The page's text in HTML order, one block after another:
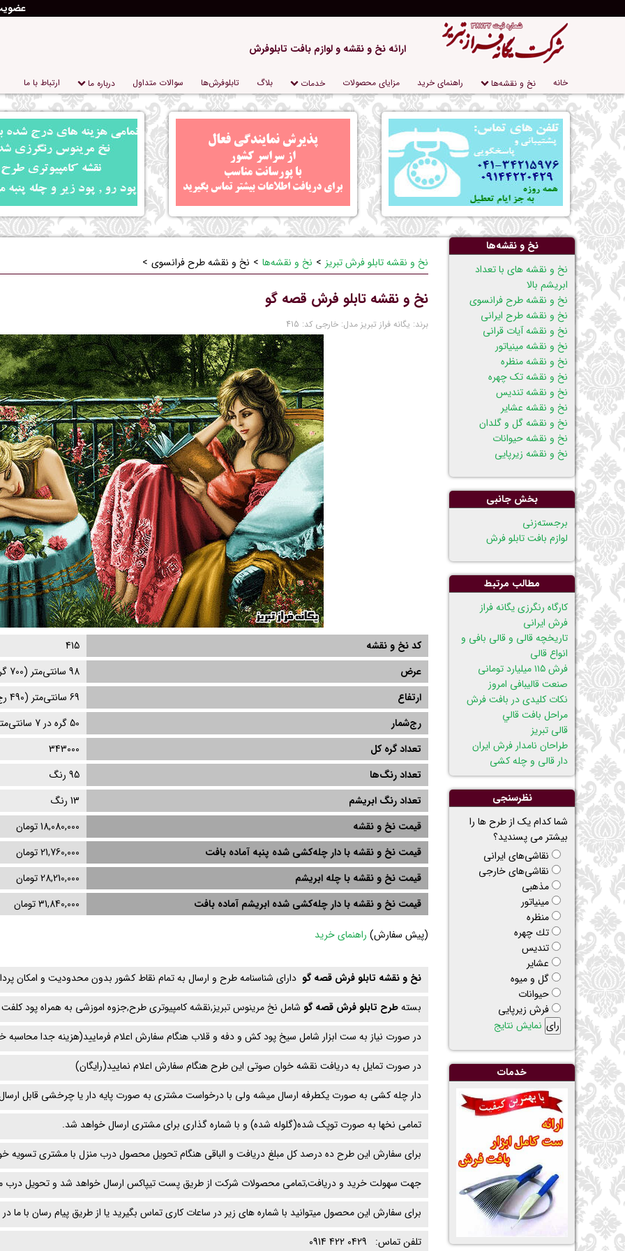
ارائه نخ و نقشه و لوازم بافت تابلوفرش
پریدن
از
ناوبری
خانه نخ و نقشه‌ها راهنمای خرید مزایای محصولات خدمات بلاگ تابلو‌فرش‌ها سوالات متداول درباره‌ ما ارتباط با ما
نخ و نقشه تابلو فرش تبریز نخ و نقشه‌ها نخ و نقشه طرح فرانسوی
نخ و نقشه تابلو فرش قصه گو
برند: یگانه فراز تبریز مدل: خارجی کد: 415
کد نخ و نقشه
415
عرض
98 سانتی‌متر (700
ارتفاع
69 سانتی‌متر (490
رج‌شمار
50 گره در 7 سانتی‌متر
تعداد گره کل
343000
تعداد رنگ‌ها
95 رنگ
تعداد رنگ ابریشم
13 رنگ
قیمت نخ و نقشه
18,080,000 تومان
قیمت نخ و نقشه با دار چله‌کشی‌ شده پنبه آماده بافت
21,760,000 تومان
قیمت نخ و نقشه با چله ابریشم
28,210,000 تومان
قیمت نخ و نقشه با دار چله‌کشی‌ شده ابریشم آماده بافت
31,840,000 تومان
(پیش سفارش) راهنمای خرید
نخ و نقشه تابلو فرش قصه گو دارای شناسنامه طرح و ارسال به تمام نقاط کشور بدون محدودیت و امکان
بستهطرح تابلو فرش قصه گو شامل نخ مرینوس تبریز,نقشه کامپیوتری طرح,جزوه اموزشی به همراه پود کلفت
در صورت نیاز به ست ابزار شامل سیخ پود کش و دفه و قلاب هنگام سفارش اعلام فرمایید(هزینه جدا
در صورت تمایل به دریافت نقشه خوان صوتی این طرح هنگام سفارش اعلام نمایید(رایگان)
دار چله کشی به صورت یکطرفه ارسال میشه ولی با درخواست مشتری به صورت پایه دار یا چرخشی قابل
تمامی نخها به صورت توپک شده(گلوله شده) و با شماره گذاری برای مشتری ارسال خواهد شد.
برای سفارش این طرح ده درصد کل مبلغ دریافت و الباقی هنگام تحویل محصول درب منزل با مشتری تسویه
جهت سهولت خرید و دریافت,تمامی محصولات شرکت از طریق پست تیپاکس ارسال خواهد شد و تحویل درب
برای سفارش این محصول میتوانید با شماره های زیر در ساعات کاری تماس بگیرید یا از طریق پیام رسان با ما در
تلفن تماس: 0429 422 0914
نخ و نقشه‌ها
پریدن
ناوبری
نخ و نقشه های با تعداد
ابریشم بالا
نخ و نقشه طرح فرانسوی
نخ و نقشه طرح ایرانی
نخ و نقشه آیات قرانی
نخ و نقشه مینیاتور
نخ و نقشه منظره
نخ و نقشه تک چهره
نخ و نقشه تندیس
نخ و نقشه عشایر
نخ و نقشه گل و گلدان
نخ و نقشه حیوانات
نخ و نقشه زیرپایی
بخش جانبی
پریدن
برجسته‌زنی
لوازم بافت تابلو فرش
مطالب مرتبط
كارگاه رنگرزی يگانه فراز
فرش ایرانی
تاریخچه قالی و قالی بافی و
انواع قالی
فرش ۱۱۵ میلیارد تومانی
صنعت قالیبافی امروز
نکات کلیدی در بافت فرش
مراحل بافت قالي
قالی تبریز
طراحان نامدار فرش ایران
دار قالی و چله کشی
نظرسنجی
شما کدام یک از طرح ها را
بیشتر می پسندید؟
نقاشی‌های ایرانی
نقاشی‌های خارجی
مذهبی
مینیاتور
منظره
تك چهره
تنديس
عشاير
گل و ميوه
حيوانات
فرش زیرپایی
نمایش نتایج
خدمات